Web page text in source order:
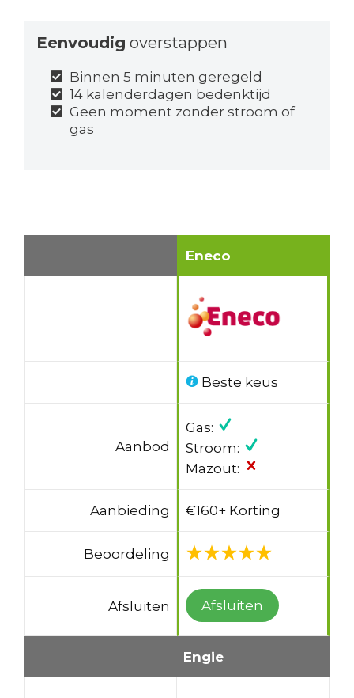
Eenvoudig overstappen
Binnen 5 minuten geregeld
14 kalenderdagen bedenktijd
Geen moment zonder stroom of
gas
Eneco
Beste keus
Aanbod
Gas:
Stroom:
Mazout:
Aanbieding €160+ Korting
Beoordeling
Afsluiten Afsluiten
Engie